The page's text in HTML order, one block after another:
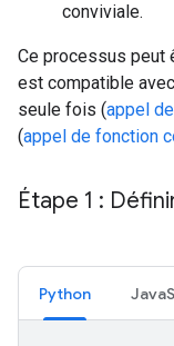
conviviale.
Ce processus peut
est compatible
seule fois (appel
(appel de fonction
Étape 1 :
Python Java